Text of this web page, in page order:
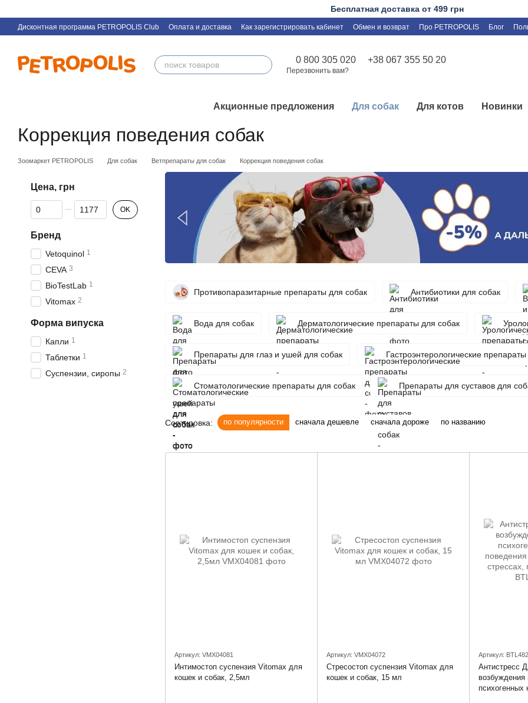
Бесплатная доставка от 499 грн
Дисконтная программа PETROPOLIS Club Оплата и доставка Как зарегистрировать кабинет Обмен и возврат Про PETROPOLIS Блог
0 800 305 020 +38 067 355 50 20
Перезвонить вам?
Акционные предложения Для собак Для котов Новинки
Коррекция поведения собак
Зоомаркет PETROPOLIS Для собак Ветпрепараты для собак Коррекция поведения собак
Противопаразитарные препараты для собак Антибиотики для собак
Вода для собак Дерматологические препараты для собак
Препараты для глаз и ушей для собак Гастроэнтерологические
Стоматологические препараты для собак Препараты для суставов для
Сортировка: по популярности сначала дешевле сначала дороже по названию
Артикул: VMX04081
Интимостоп суспензия Vitomax для
кошек и собак, 2,5мл
Артикул: VMX04072
Стресостоп суспензия Vitomax для
кошек и собак, 15 мл
Артикул:
Антистресс
возбуждения
психогенных
Цена, грн
От Цена, грн
До Цена, грн
OK
Бренд
Vetoquinol 1
CEVA 3
BioTestLab 1
Vitomax 2
Форма випуска
Капли 1
Таблетки 1
Суспензии, сиропы 2